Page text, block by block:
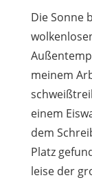
Die Sonne
meinem
einem
dem
Platz
leise der